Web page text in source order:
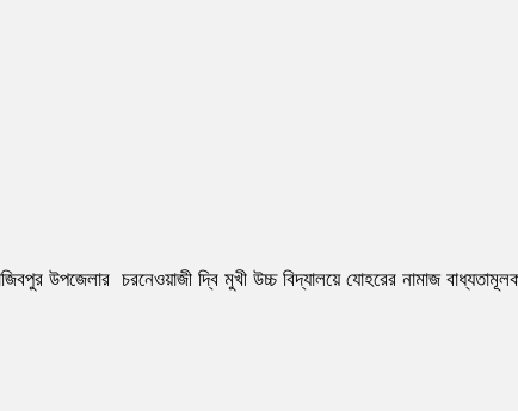
উপজেলার চরনেওয়াজী দ্বি মুখী উচ্চ বিদ্যালয়ে যোহরের নামাজ